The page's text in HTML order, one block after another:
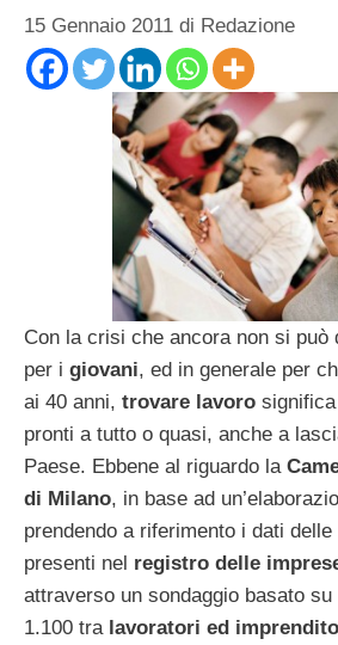
15 Gennaio 2011 di Redazione
Con la crisi che ancora non si può
per i giovani, ed in generale per
ai 40 anni, trovare lavoro
pronti a tutto o quasi, anche a
Paese. Ebbene al riguardo la
di Milano, in base ad
prendendo a riferimento i dati
presenti nel registro delle
attraverso un sondaggio basato su
1.100 tra lavoratori ed